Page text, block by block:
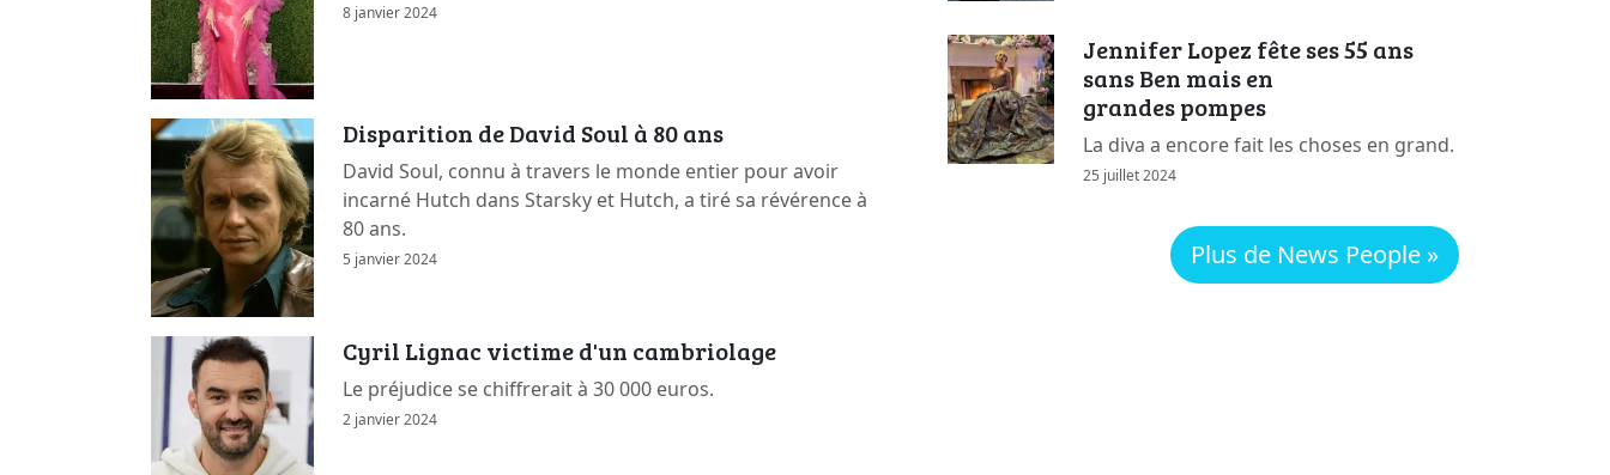
8 janvier 2024
Disparition de David Soul à 80 ans
David Soul, connu à travers le monde entier pour avoir
incarné Hutch dans Starsky et Hutch, a tiré sa révérence à
80 ans.
5 janvier 2024
Cyril Lignac victime d'un cambriolage
Le préjudice se chiffrerait à 30 000 euros.
2 janvier 2024
Jennifer Lopez fête ses 55 ans
sans Ben mais en
grandes pompes
La diva a encore fait les choses en grand.
25 juillet 2024
Plus de News People »